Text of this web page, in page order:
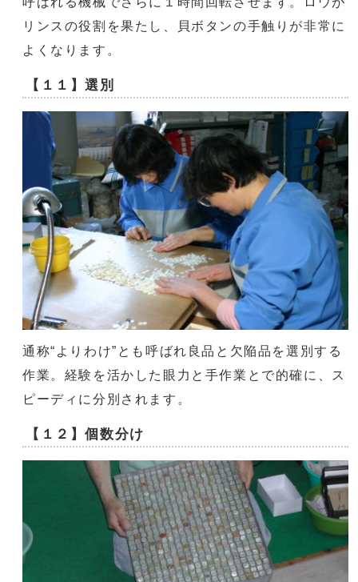
リンスの役割を果たし、貝ボタンの手触りが非常に
よくなります。
【１１】選別
通称“よりわけ”とも呼ばれ良品と欠陥品を選別する
作業。経験を活かした眼力と手作業とで的確に、ス
ピーディに分別されます。
【１２】個数分け